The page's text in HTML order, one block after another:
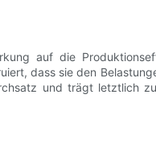
auf die
dass sie den
und trägt letztlich